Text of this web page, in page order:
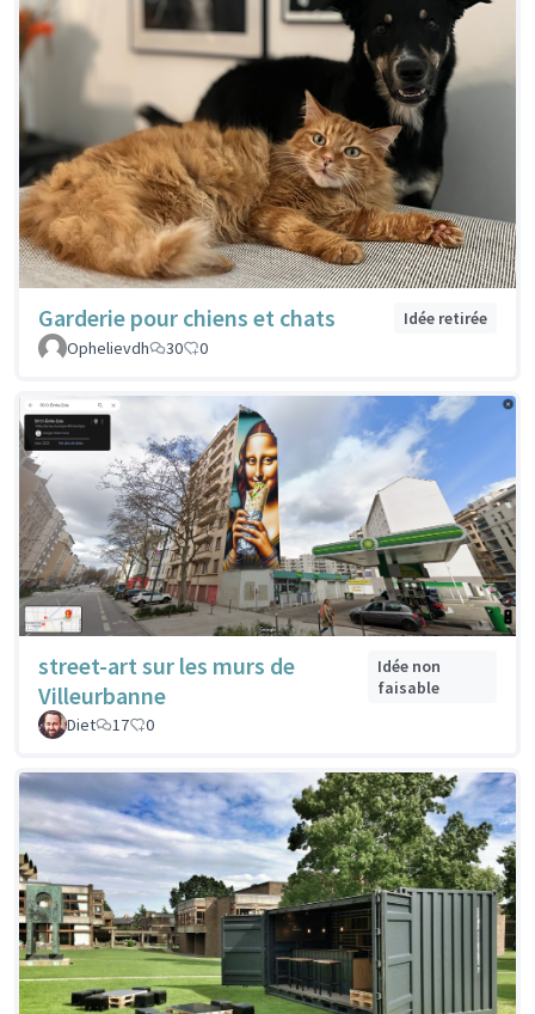
Garderie pour chiens et chats
Idée retirée
Ophelievdh
30 0
street-art sur les murs de
Villeurbanne
Idée non
faisable
Diet
17 0